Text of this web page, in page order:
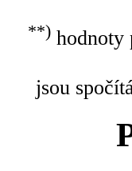
**)hodnoty
jsou